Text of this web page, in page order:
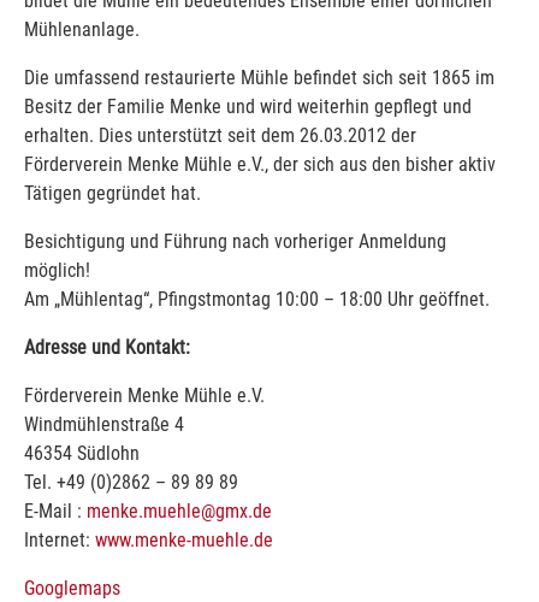
Mühlenanlage.
Die umfassend restaurierte Mühle befindet sich seit 1865 im
Besitz der Familie Menke und wird weiterhin gepflegt und
erhalten. Dies unterstützt seit dem 26.03.2012 der
Förderverein Menke Mühle e.V., der sich aus den bisher aktiv
Tätigen gegründet hat.
Besichtigung und Führung nach vorheriger Anmeldung
möglich!
Am „Mühlentag“, Pfingstmontag 10:00 – 18:00 Uhr geöffnet.
Adresse und Kontakt:
Förderverein Menke Mühle e.V.
Windmühlenstraße 4
46354 Südlohn
Tel. +49 (0)2862 – 89 89 89
E-Mail : menke.muehle@gmx.de
Internet: www.menke-muehle.de
Googlemaps